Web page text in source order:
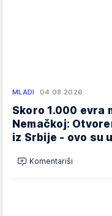
MLADI 04.08.2026.
Skoro 1.000 evra
Nemačkoj:
iz Srbije - ovo su
Komentariši